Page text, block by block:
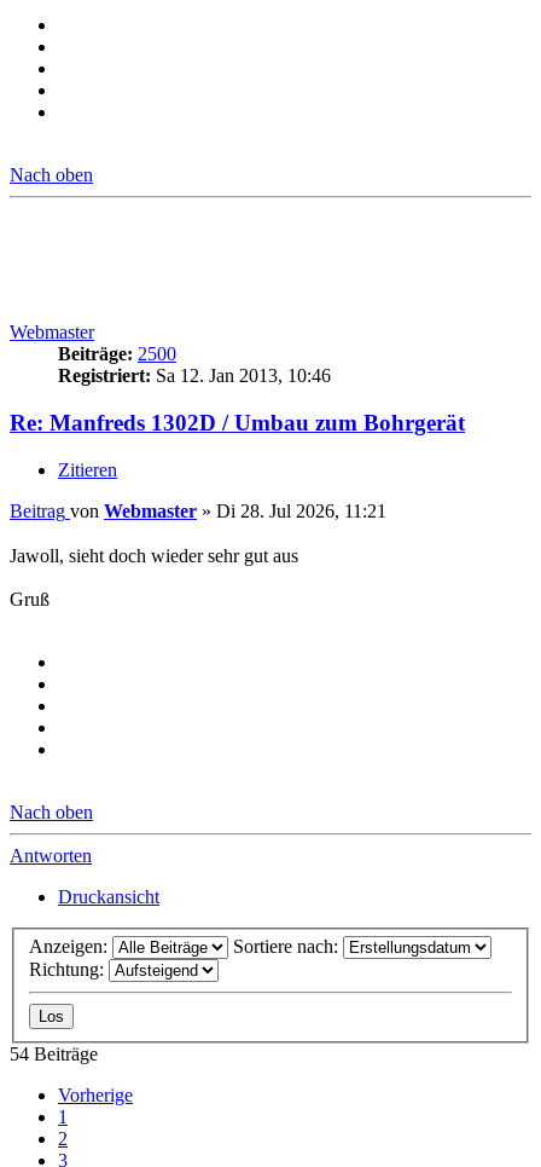
Nach oben
Webmaster
Beiträge: 2500
Registriert: Sa 12. Jan 2013, 10:46
Re: Manfreds 1302D / Umbau zum Bohrgerät
Zitieren
Beitrag von Webmaster » Di 28. Jul 2026, 11:21
Jawoll, sieht doch wieder sehr gut aus
Gruß
Nach oben
Antworten
Druckansicht
Anzeigen:
Sortiere nach:
Richtung:
54 Beiträge
Vorherige
1
2
3